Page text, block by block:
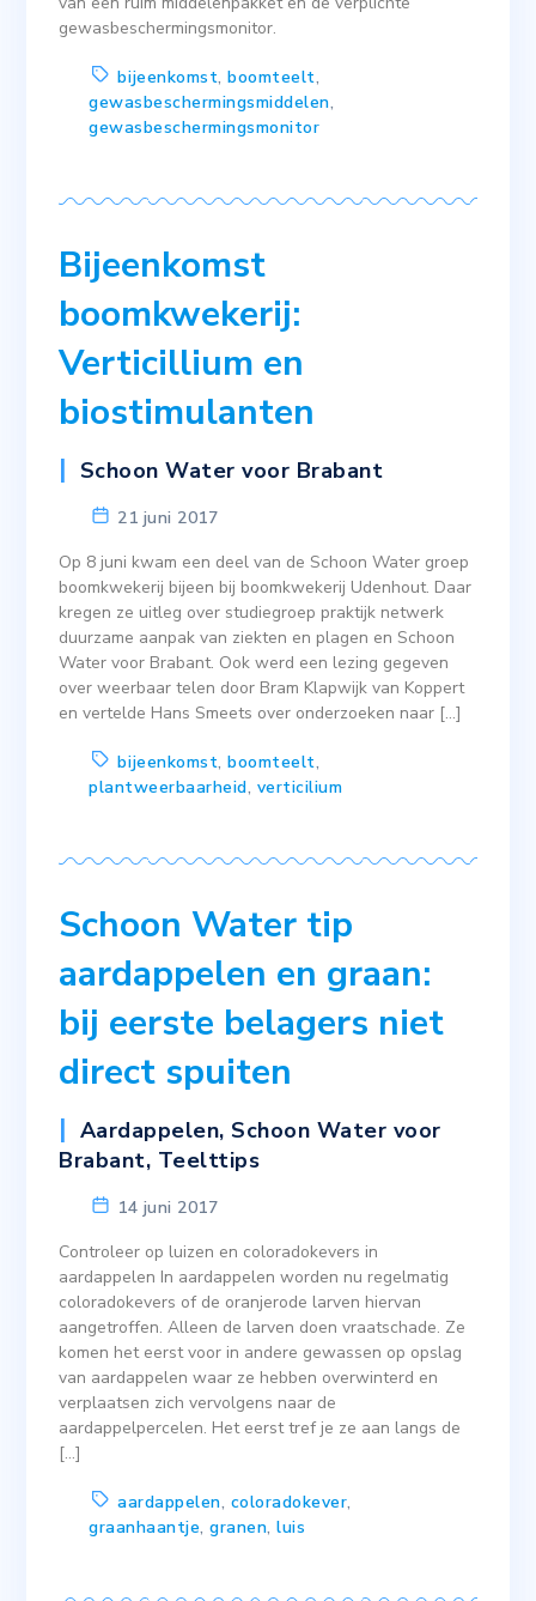
gewasbeschermingsmonitor.
bijeenkomst,boomteelt,
gewasbeschermingsmiddelen,
gewasbeschermingsmonitor
Bijeenkomst
boomkwekerij:
Verticillium en
biostimulanten
Schoon Water voor Brabant
21 juni 2017
Op 8 juni kwam een deel van de Schoon Water groep
boomkwekerij bijeen bij boomkwekerij Udenhout. Daar
kregen ze uitleg over studiegroep praktijk netwerk
duurzame aanpak van ziekten en plagen en Schoon
Water voor Brabant. Ook werd een lezing gegeven
over weerbaar telen door Bram Klapwijk van Koppert
en vertelde Hans Smeets over onderzoeken naar […]
bijeenkomst,boomteelt,
plantweerbaarheid, verticilium
Schoon Water tip
aardappelen en graan:
bij eerste belagers niet
direct spuiten
Aardappelen,Schoon Water voor
Brabant, Teelttips
14 juni 2017
Controleer op luizen en coloradokevers in
aardappelen In aardappelen worden nu regelmatig
coloradokevers of de oranjerode larven hiervan
aangetroffen. Alleen de larven doen vraatschade. Ze
komen het eerst voor in andere gewassen op opslag
van aardappelen waar ze hebben overwinterd en
verplaatsen zich vervolgens naar de
aardappelpercelen. Het eerst tref je ze aan langs de
[…]
aardappelen, coloradokever,
graanhaantje,granen,luis